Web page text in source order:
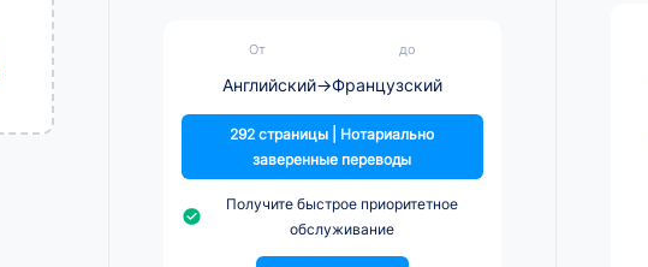
От до
Английский→Французский
292 страницы | Нотариально
заверенные переводы
Получите быстрое приоритетное
обслуживание